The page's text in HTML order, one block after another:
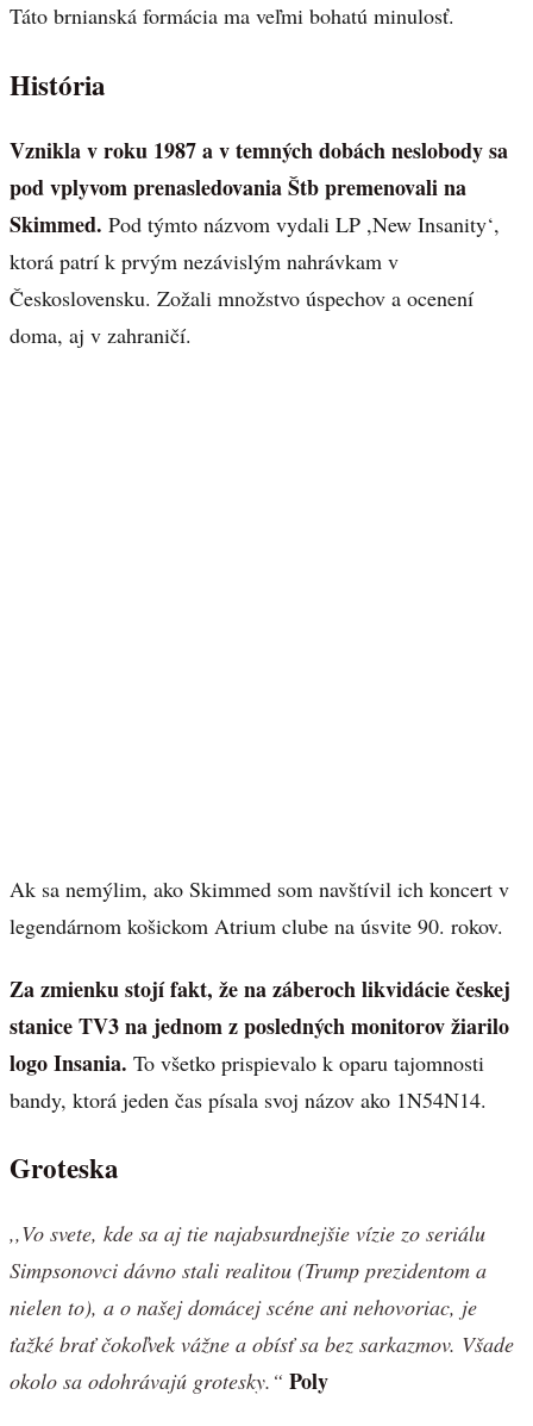
Táto brnianská formácia ma veľmi bohatú minulosť.
História
Vznikla v roku 1987 a v temných dobách neslobody sa
pod vplyvom prenasledovania Štb premenovali na
Skimmed. Pod týmto názvom vydali LP ,New Insanity‘,
ktorá patrí k prvým nezávislým nahrávkam v
Československu. Zožali množstvo úspechov a ocenení
doma, aj v zahraničí.
Ak sa nemýlim, ako Skimmed som navštívil ich koncert v
legendárnom košickom Atrium clube na úsvite 90. rokov.
Za zmienku stojí fakt, že na záberoch likvidácie českej
stanice TV3 na jednom z posledných monitorov žiarilo
logo Insania. To všetko prispievalo k oparu tajomnosti
bandy, ktorá jeden čas písala svoj názov ako 1N54N14.
Groteska
,,Vo svete, kde sa aj tie najabsurdnejšie vízie zo seriálu
Simpsonovci dávno stali realitou (Trump prezidentom a
nielen to), a o našej domácej scéne ani nehovoriac, je
ťažké brať čokoľvek vážne a obísť sa bez sarkazmov. Všade
okolo sa odohrávajú grotesky.“ Poly